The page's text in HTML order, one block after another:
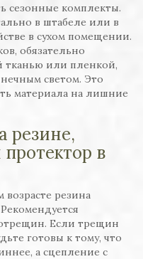
сезонные комплекты.
в штабеле или в
в сухом помещении.
обязательно
тканью или пленкой,
светом. Это
материала на лишние
резине,
в
резина
Если трещин
готовы к тому, что
а сцепление с